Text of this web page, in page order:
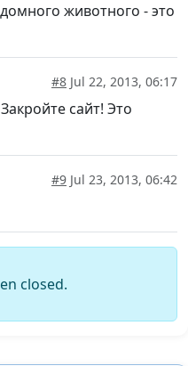
животного - это
#8 Jul 22, 2013, 06:17
сайт! Это
#9 Jul 23, 2013, 06:42
closed.